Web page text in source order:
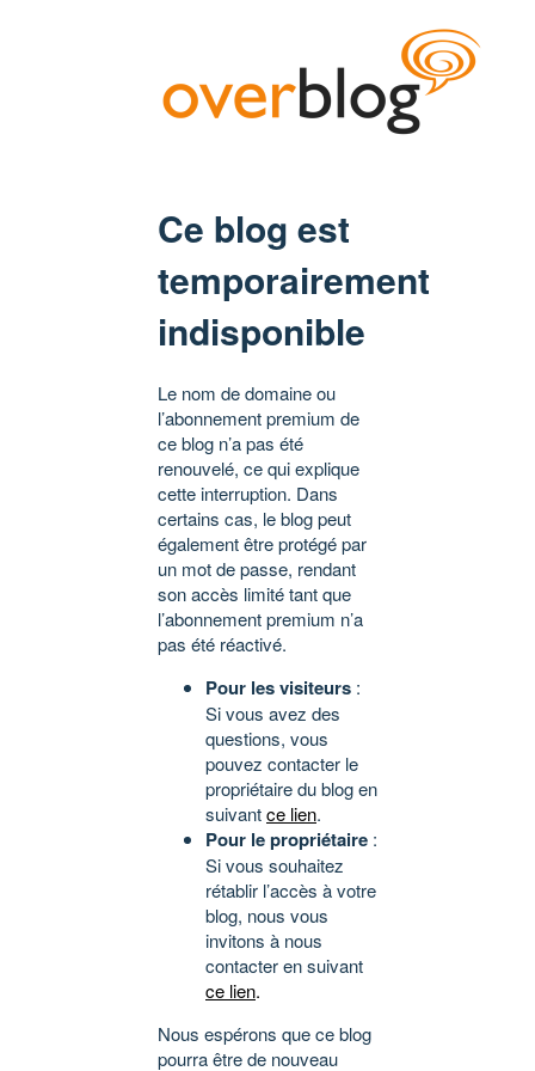
Ce blog est
temporairement
indisponible
Le nom de domaine ou
l’abonnement premium de
ce blog n’a pas été
renouvelé, ce qui explique
cette interruption. Dans
certains cas, le blog peut
également être protégé par
un mot de passe, rendant
son accès limité tant que
l’abonnement premium n’a
pas été réactivé.
Pour les visiteurs :
Si vous avez des
questions, vous
pouvez contacter le
propriétaire du blog en
suivantce lien.
Pour le propriétaire :
Si vous souhaitez
rétablir l’accès à votre
blog, nous vous
invitons à nous
contacter en suivant
ce lien.
Nous espérons que ce blog
pourra être de nouveau